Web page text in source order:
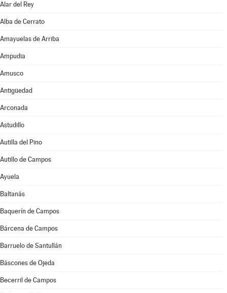
Alar del Rey
Alba de Cerrato
Amayuelas de Arriba
Ampudia
Amusco
Antigüedad
Arconada
Astudillo
Autilla del Pino
Autillo de Campos
Ayuela
Baltanás
Baquerín de Campos
Bárcena de Campos
Barruelo de Santullán
Báscones de Ojeda
Becerril de Campos